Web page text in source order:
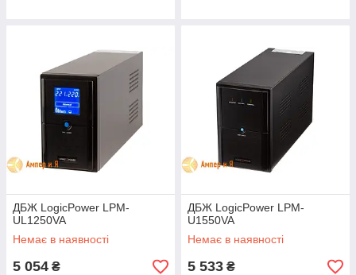
ДБЖ LogicPower LPM-
UL1250VA
Немає в наявності
5 054 ₴
ДБЖ LogicPower LPM-
U1550VA
Немає в наявності
5 533 ₴